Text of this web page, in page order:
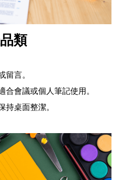
類
留言。
合會議或個人筆記使用。
持桌面整潔。